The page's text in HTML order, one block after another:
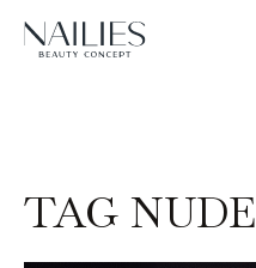
TAG NUDE